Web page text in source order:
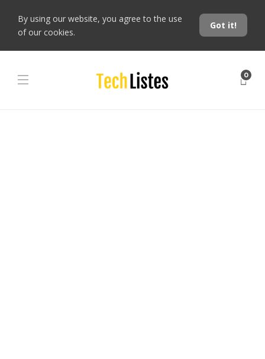
By using our website, you agree to the use
of our cookies.
Got it!
0